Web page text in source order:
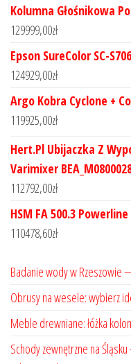
Kolumna Głośnikowa
129999,00zł
Epson SureColor SC-
124929,00zł
Argo Kobra Cyclone +
119925,00zł
Hert.Pl Ubijaczka Z
Varimixer
112792,00zł
HSM FA 500.3
110478,60zł
Badanie wody w Rzeszowie
Obrusy na wesele: wybierz
Meble drewniane: łóżka
Schody zewnętrzne na